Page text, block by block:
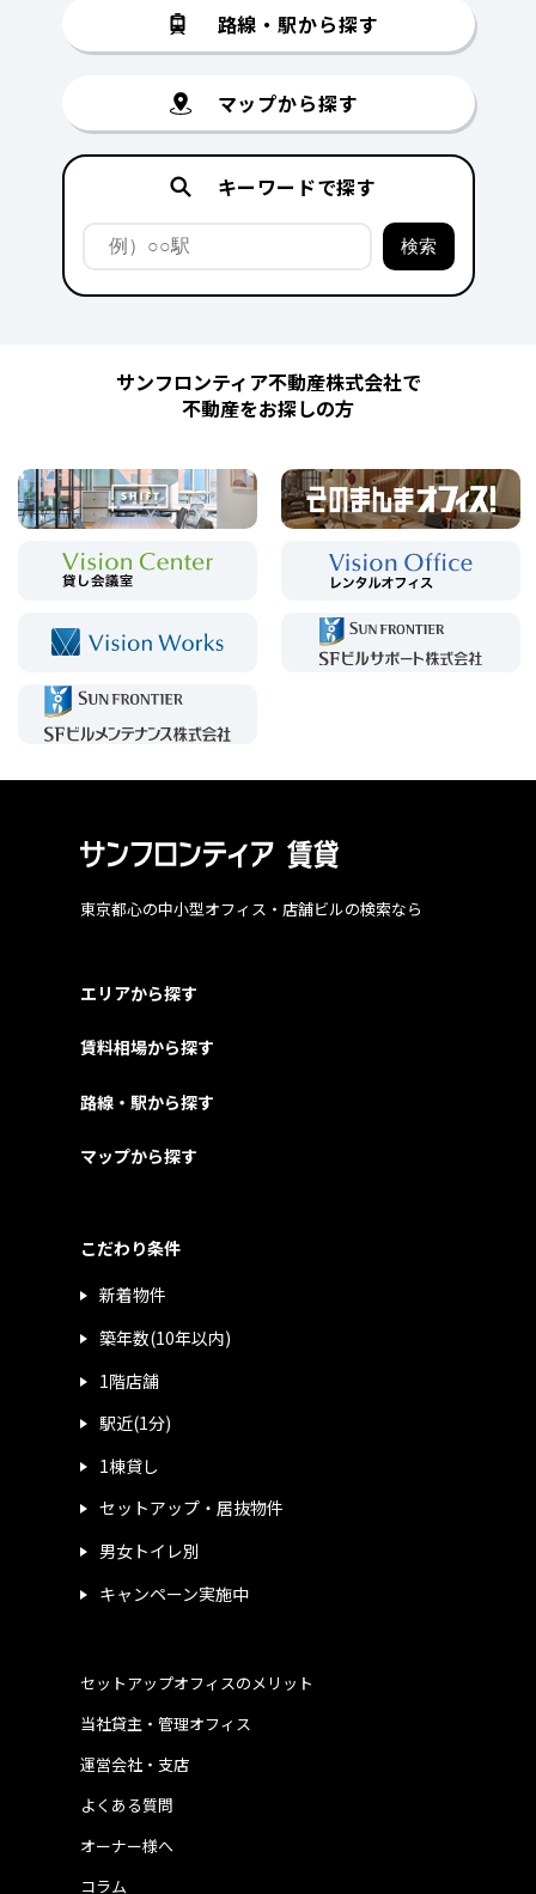
路線・駅から探す
マップから探す
キーワードで探す
サンフロンティア不動産株式会社で
不動産をお探しの方
東京都心の中小型オフィス・店舗ビルの検索なら
エリアから探す
賃料相場から探す
路線・駅から探す
マップから探す
こだわり条件
新着物件
築年数(10年以内)
1階店舗
駅近(1分)
1棟貸し
セットアップ・居抜物件
男女トイレ別
キャンペーン実施中
運営会社・支店
よくある質問
当社貸主・管理オフィス
オーナー様へ
コラム
セットアップオフィスのメリット